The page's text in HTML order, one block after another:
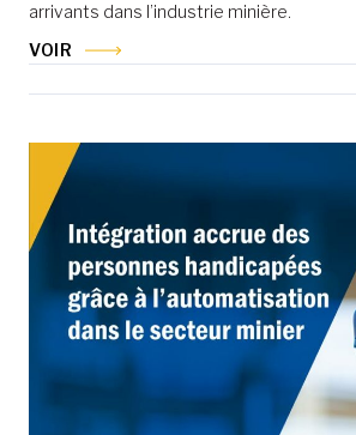
arrivants dans l’industrie minière.
VOIR